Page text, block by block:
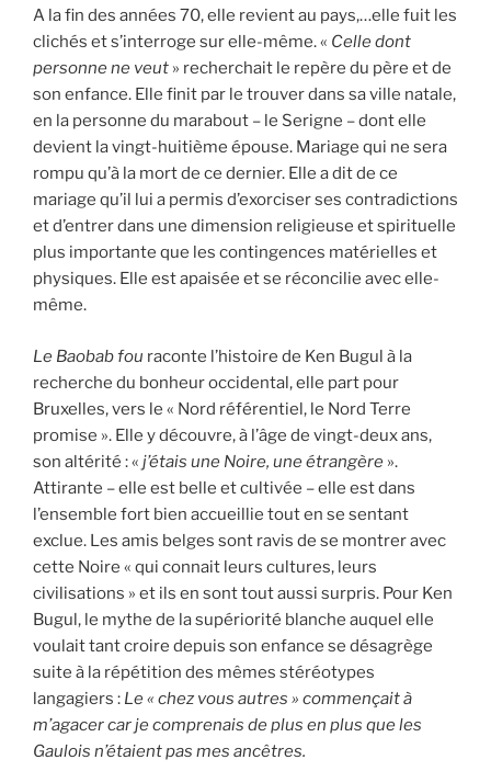
A la fin des années 70, elle revient au pays,…elle fuit les
clichés et s’interroge sur elle-même. « Celle dont
personne ne veut » recherchait le repère du père et de
son enfance. Elle finit par le trouver dans sa ville natale,
en la personne du marabout – le Serigne – dont elle
devient la vingt-huitième épouse. Mariage qui ne sera
rompu qu’à la mort de ce dernier. Elle a dit de ce
mariage qu’il lui a permis d’exorciser ses contradictions
et d’entrer dans une dimension religieuse et spirituelle
plus importante que les contingences matérielles et
physiques. Elle est apaisée et se réconcilie avec elle-
même.
Le Baobab fou raconte l’histoire de Ken Bugul à la
recherche du bonheur occidental, elle part pour
Bruxelles, vers le « Nord référentiel, le Nord Terre
promise ». Elle y découvre, à l’âge de vingt-deux ans,
son altérité : « j’étais une Noire, une étrangère ».
Attirante – elle est belle et cultivée – elle est dans
l’ensemble fort bien accueillie tout en se sentant
exclue. Les amis belges sont ravis de se montrer avec
cette Noire « qui connait leurs cultures, leurs
civilisations » et ils en sont tout aussi surpris. Pour Ken
Bugul, le mythe de la supériorité blanche auquel elle
voulait tant croire depuis son enfance se désagrège
suite à la répétition des mêmes stéréotypes
langagiers : Le « chez vous autres » commençait à
m’agacer car je comprenais de plus en plus que les
Gaulois n’étaient pas mes ancêtres.